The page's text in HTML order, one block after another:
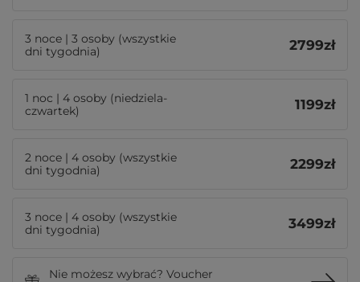
3 noce | 3 osoby (wszystkie
dni tygodnia)
2799zł
1 noc | 4 osoby (niedziela-
czwartek)
1199zł
2 noce | 4 osoby (wszystkie
dni tygodnia)
2299zł
3 noce | 4 osoby (wszystkie
dni tygodnia)
3499zł
Nie możesz wybrać? Voucher